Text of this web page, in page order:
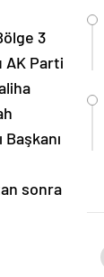
3
AK Parti
sonra